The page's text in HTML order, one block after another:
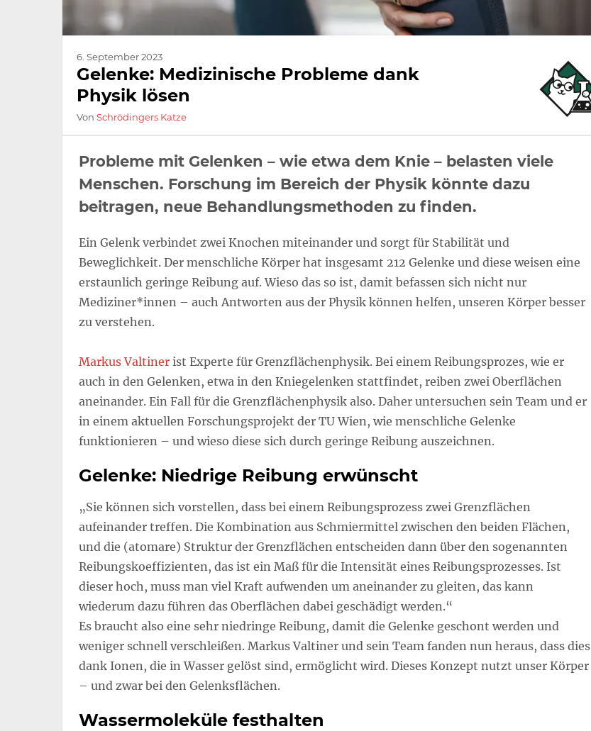
6. September 2023
Gelenke: Medizinische Probleme dank
Physik lösen
Von Schrödingers Katze
Probleme mit Gelenken – wie etwa dem Knie – belasten viele
Menschen. Forschung im Bereich der Physik könnte dazu
beitragen, neue Behandlungsmethoden zu finden.
Ein Gelenk verbindet zwei Knochen miteinander und sorgt für Stabilität und
Beweglichkeit. Der menschliche Körper hat insgesamt 212 Gelenke und diese weisen eine
erstaunlich geringe Reibung auf. Wieso das so ist, damit befassen sich nicht nur
Mediziner*innen – auch Antworten aus der Physik können helfen, unseren Körper besser
zu verstehen.
Markus Valtiner ist Experte für Grenzflächenphysik. Bei einem Reibungsprozes, wie er
auch in den Gelenken, etwa in den Kniegelenken stattfindet, reiben zwei Oberflächen
aneinander. Ein Fall für die Grenzflächenphysik also. Daher untersuchen sein Team und er
in einem aktuellen Forschungsprojekt der TU Wien, wie menschliche Gelenke
funktionieren – und wieso diese sich durch geringe Reibung auszeichnen.
Gelenke: Niedrige Reibung erwünscht
„Sie können sich vorstellen, dass bei einem Reibungsprozess zwei Grenzflächen
aufeinander treffen. Die Kombination aus Schmiermittel zwischen den beiden Flächen,
und die (atomare) Struktur der Grenzflächen entscheiden dann über den sogenannten
Reibungskoeffizienten, das ist ein Maß für die Intensität eines Reibungsprozesses. Ist
dieser hoch, muss man viel Kraft aufwenden um aneinander zu gleiten, das kann
wiederum dazu führen das Oberflächen dabei geschädigt werden.“
Es braucht also eine sehr niedringe Reibung, damit die Gelenke geschont werden und
weniger schnell verschleißen. Markus Valtiner und sein Team fanden nun heraus, dass dies
dank Ionen, die in Wasser gelöst sind, ermöglicht wird. Dieses Konzept nutzt unser Körper
– und zwar bei den Gelenksflächen.
Wassermoleküle festhalten